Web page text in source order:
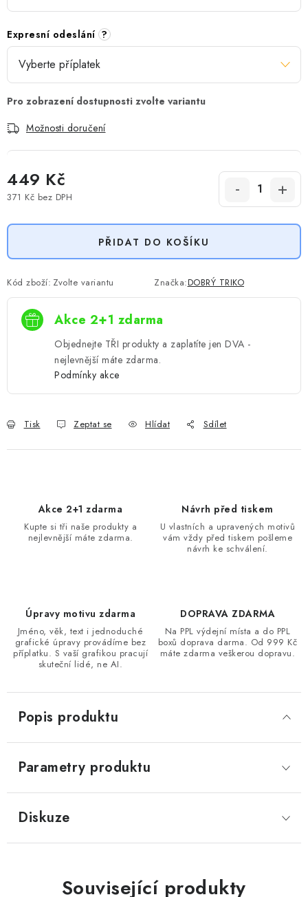
Expresní odeslání ?
Možnosti doručení
449 Kč
371 Kč bez DPH
PŘIDAT DO KOŠÍKU
Kód zboží: Zvolte variantu Značka:DOBRÝ TRIKO
Akce 2+1 zdarma
Objednejte TŘI produkty a zaplatíte jen DVA -
nejlevnější máte zdarma.
Podmínky akce
Tisk Zeptat se Hlídat Sdílet
Akce 2+1 zdarma
Kupte si tři naše produkty a
nejlevnější máte zdarma.
Návrh před tiskem
U vlastních a upravených motivů
vám vždy před tiskem pošleme
návrh ke schválení.
Úpravy motivu zdarma
Jméno, věk, text i jednoduché
grafické úpravy provádíme bez
příplatku. S vaší grafikou pracují
skuteční lidé, ne AI.
DOPRAVA ZDARMA
Na PPL výdejní místa a do PPL
boxů doprava darma. Od 999 Kč
máte zdarma veškerou dopravu.
Popis produktu
Parametry produktu
Diskuze
Související produkty